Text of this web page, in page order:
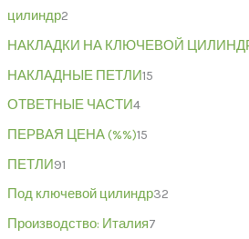
цилиндр2
НАКЛАДКИ НА КЛЮЧЕВОЙ
НАКЛАДНЫЕ ПЕТЛИ15
ОТВЕТНЫЕ ЧАСТИ4
ПЕРВАЯ ЦЕНА (%%)15
ПЕТЛИ91
Под ключевой цилиндр32
Производство: Италия7